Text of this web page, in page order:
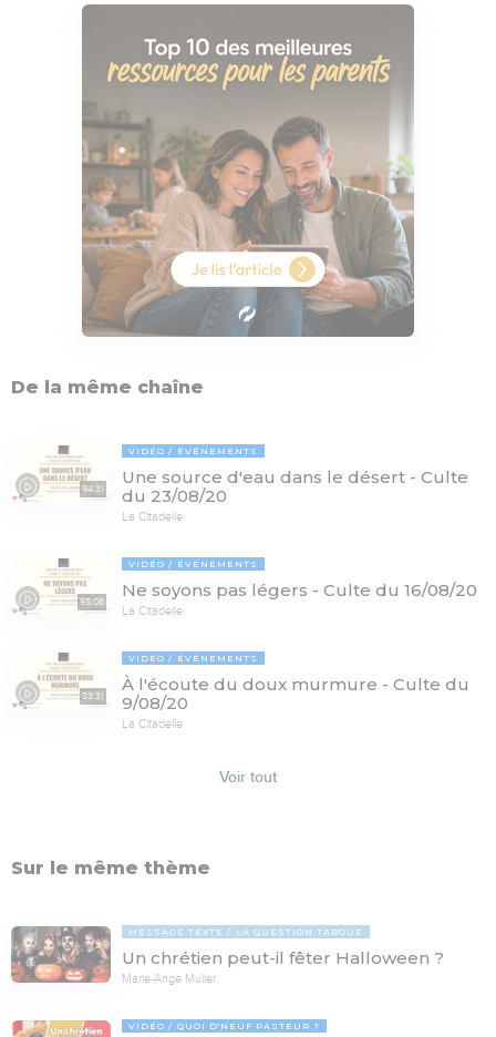
De la même chaîne
94:31
VIDÉO ÉVÉNEMENTS
Une source d'eau dans le désert - Culte
du 23/08/20
La Citadelle
95:06
VIDÉO ÉVÉNEMENTS
Ne soyons pas légers - Culte du 16/08/20
La Citadelle
83:31
VIDÉO ÉVÉNEMENTS
À l'écoute du doux murmure - Culte du
9/08/20
La Citadelle
Voir tout
Sur le même thème
MESSAGE TEXTE LA QUESTION TABOUE
Un chrétien peut-il fêter Halloween ?
Marie-Ange Muller
VIDÉO QUOI D'NEUF PASTEUR ?